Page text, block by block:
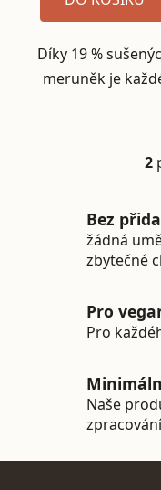
Díky 19 %
meruněk je
kterou děti prostě
zbožňují. Meruňky
pastou pro ještě
chuť.
2
Bez
žádná
zbytečné
Pro
Pro
Naše